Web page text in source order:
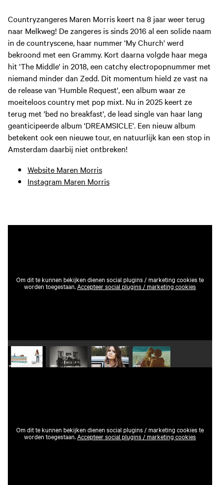
Countryzangeres Maren Morris keert na 8 jaar weer terug
naar Melkweg! De zangeres is sinds 2016 al een solide naam
in de countryscene, haar nummer 'My Church' werd
bekroond met een Grammy. Kort daarna volgde haar mega
hit 'The Middle' in 2018, een catchy electropopnummer met
niemand minder dan Zedd. Dit momentum hield ze vast na
de release van 'Humble Request', een album waar ze
moeiteloos country met pop mixt. Nu in 2025 keert ze
terug met 'bed no breakfast', de lead single van haar lang
geanticipeerde album 'DREAMSICLE'. Een nieuw album
betekent ook een nieuwe tour, en natuurlijk kan een stop in
Amsterdam daarbij niet ontbreken!
Website Maren Morris
Instagram Maren Morris
Om dit te kunnen bekijken dienen social plugins / marketing cookies te
worden toegestaan.Accepteer social plugins / marketing cookies
Speel video 1 afSpeel video 2 afSpeel video 3 afSpeel video 4 af
Om dit te kunnen bekijken dienen social plugins / marketing cookies te
worden toegestaan.Accepteer social plugins / marketing cookies